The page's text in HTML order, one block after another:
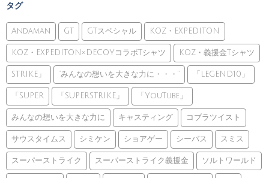
タグ
Andaman GT GTスペシャル KOZ・EXPEDITON
KOZ・EXPEDITON×DECOYコラボTシャツ KOZ・義援金Tシャツ
STRIKE」 ”みんなの想いを大きな力に・・・” 「LEGEND10」
「SUPER 「SUPERSTRIKE」 「YouTube」
みんなの想いを大きな力に キャスティング コブラツイスト
サウスタイムス シミケン ショアゲー シーバス スミス
スーパーストライク スーパーストライク義援金 ソルトワールド